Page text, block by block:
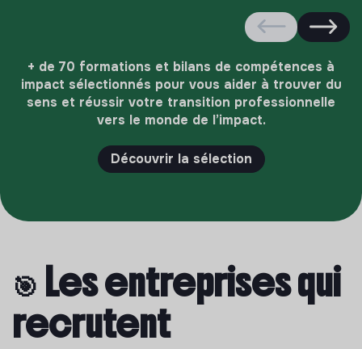
+ de 70 formations et bilans de compétences à
impact sélectionnés pour vous aider à trouver du
sens et réussir votre transition professionnelle
vers le monde de l’impact.
Découvrir la sélection
🎯 Les entreprises qui
recrutent